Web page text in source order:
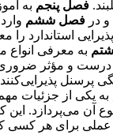
فصل پنجم به
در فصل ششم
استاندارد را
به معرفی
درست و مؤثر
پرسنل
از جزئیات مهم
آن می‌پردازد.
عملی برای هر کسی